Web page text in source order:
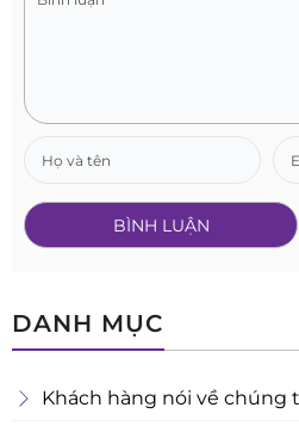
DANH MỤC
Khách hàng nói về chúng